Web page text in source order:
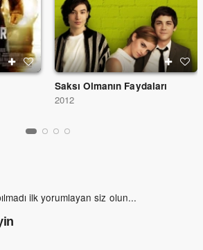
Saksı Olmanın Faydaları
2012
ilk yorumlayan siz olun...